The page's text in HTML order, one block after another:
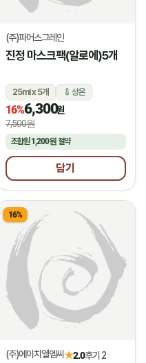
(주)파머스그레인
진정 마스크팩(알로에)5개
25ml x 5개 상온
16%6,300원
7,500원
조합원1,200원절약
담기
16%
(주)에이치엘엠씨★2.0후기 2